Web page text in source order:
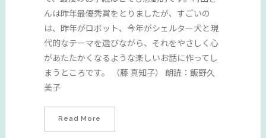
んは昨年最優秀賞をとりましたが、すごいの
は、昨年がロボット、今年がシェルター犬と現
代的なテーマを選びながら、それをやさしく心
があたたかくなるような楽しいお話に作ってし
まうところです。 （藤 真知子） 朗読：飯野久
美子
Read More